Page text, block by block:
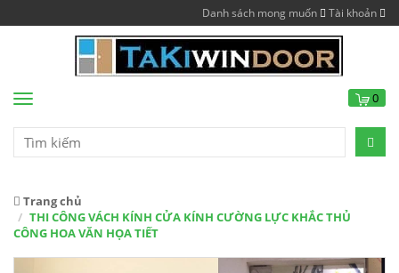
Danh sách mong muốn Tài khoản
Menu 0
Trang chủ
THI CÔNG VÁCH KÍNH CỬA KÍNH CƯỜNG LỰC KHẮC THỦ
CÔNG HOA VĂN HỌA TIẾT